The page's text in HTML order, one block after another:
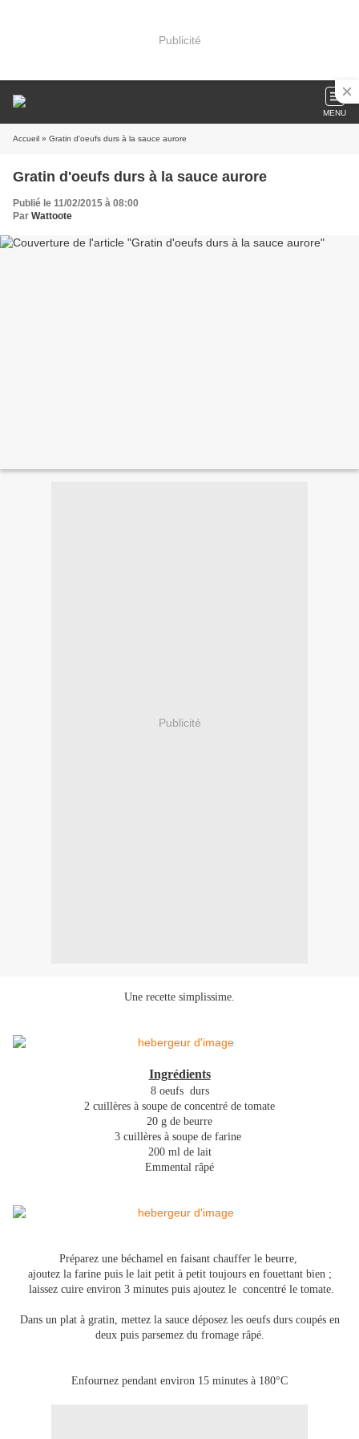
Publicité
MENU
Accueil » Gratin d'oeufs durs à la sauce aurore
Gratin d'oeufs durs à la sauce aurore
Publié le 11/02/2015 à 08:00
Par Wattoote
Publicité
Une recette simplissime.
Ingrédients
8 oeufs durs
2 cuillères à soupe de concentré de tomate
20 g de beurre
3 cuillères à soupe de farine
200 ml de lait
Emmental râpé
Préparez une béchamel en faisant chauffer le beurre,
ajoutez la farine puis le lait petit à petit toujours en fouettant bien ;
laissez cuire environ 3 minutes puis ajoutez le concentré le tomate.
Dans un plat à gratin, mettez la sauce déposez les oeufs durs coupés en
deux puis parsemez du fromage râpé.
Enfournez pendant environ 15 minutes à 180°C